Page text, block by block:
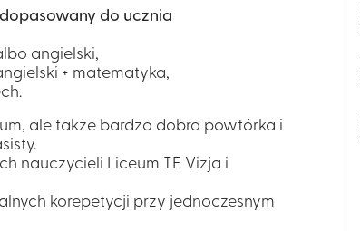
do ucznia
angielski,
+ matematyka,
ale także bardzo dobra powtórka i
nauczycieli Liceum TE Vizja i
korepetycji przy jednoczesnym